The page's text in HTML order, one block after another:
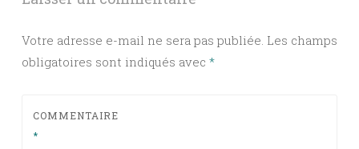
Votre adresse e-mail ne sera pas publiée. Les champs
obligatoires sont indiqués avec *
COMMENTAIRE
*